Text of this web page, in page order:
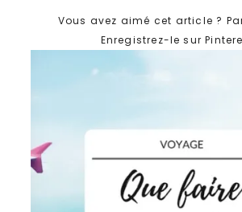
Vous avez aimé cet article ?
Enregistrez-le sur